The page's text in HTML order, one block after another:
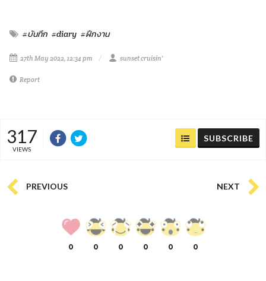
#บันทึก #diary #ฝึกงาน
27th May 2022, 12:34 pm sunset cruisin'
Report
317
VIEWS
SUBSCRIBE
PREVIOUS NEXT
0 0 0 0 0 0